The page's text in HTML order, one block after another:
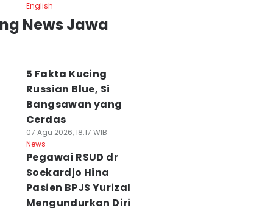
English
News Jawa
5 Fakta Kucing
Russian Blue, Si
Bangsawan yang
Cerdas
07 Agu 2026, 18:17 WIB
News
Pegawai RSUD dr
Soekardjo Hina
Pasien BPJS Yurizal
Mengundurkan Diri